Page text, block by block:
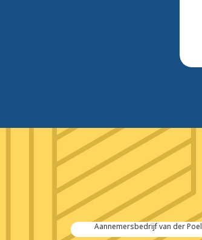
Aannemersbedrijf van der Poel